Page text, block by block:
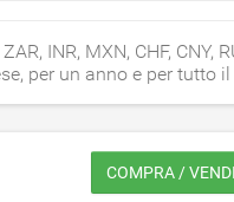
INR, MXN, CHF, CNY,
per un anno e per tutto
COMPRA /